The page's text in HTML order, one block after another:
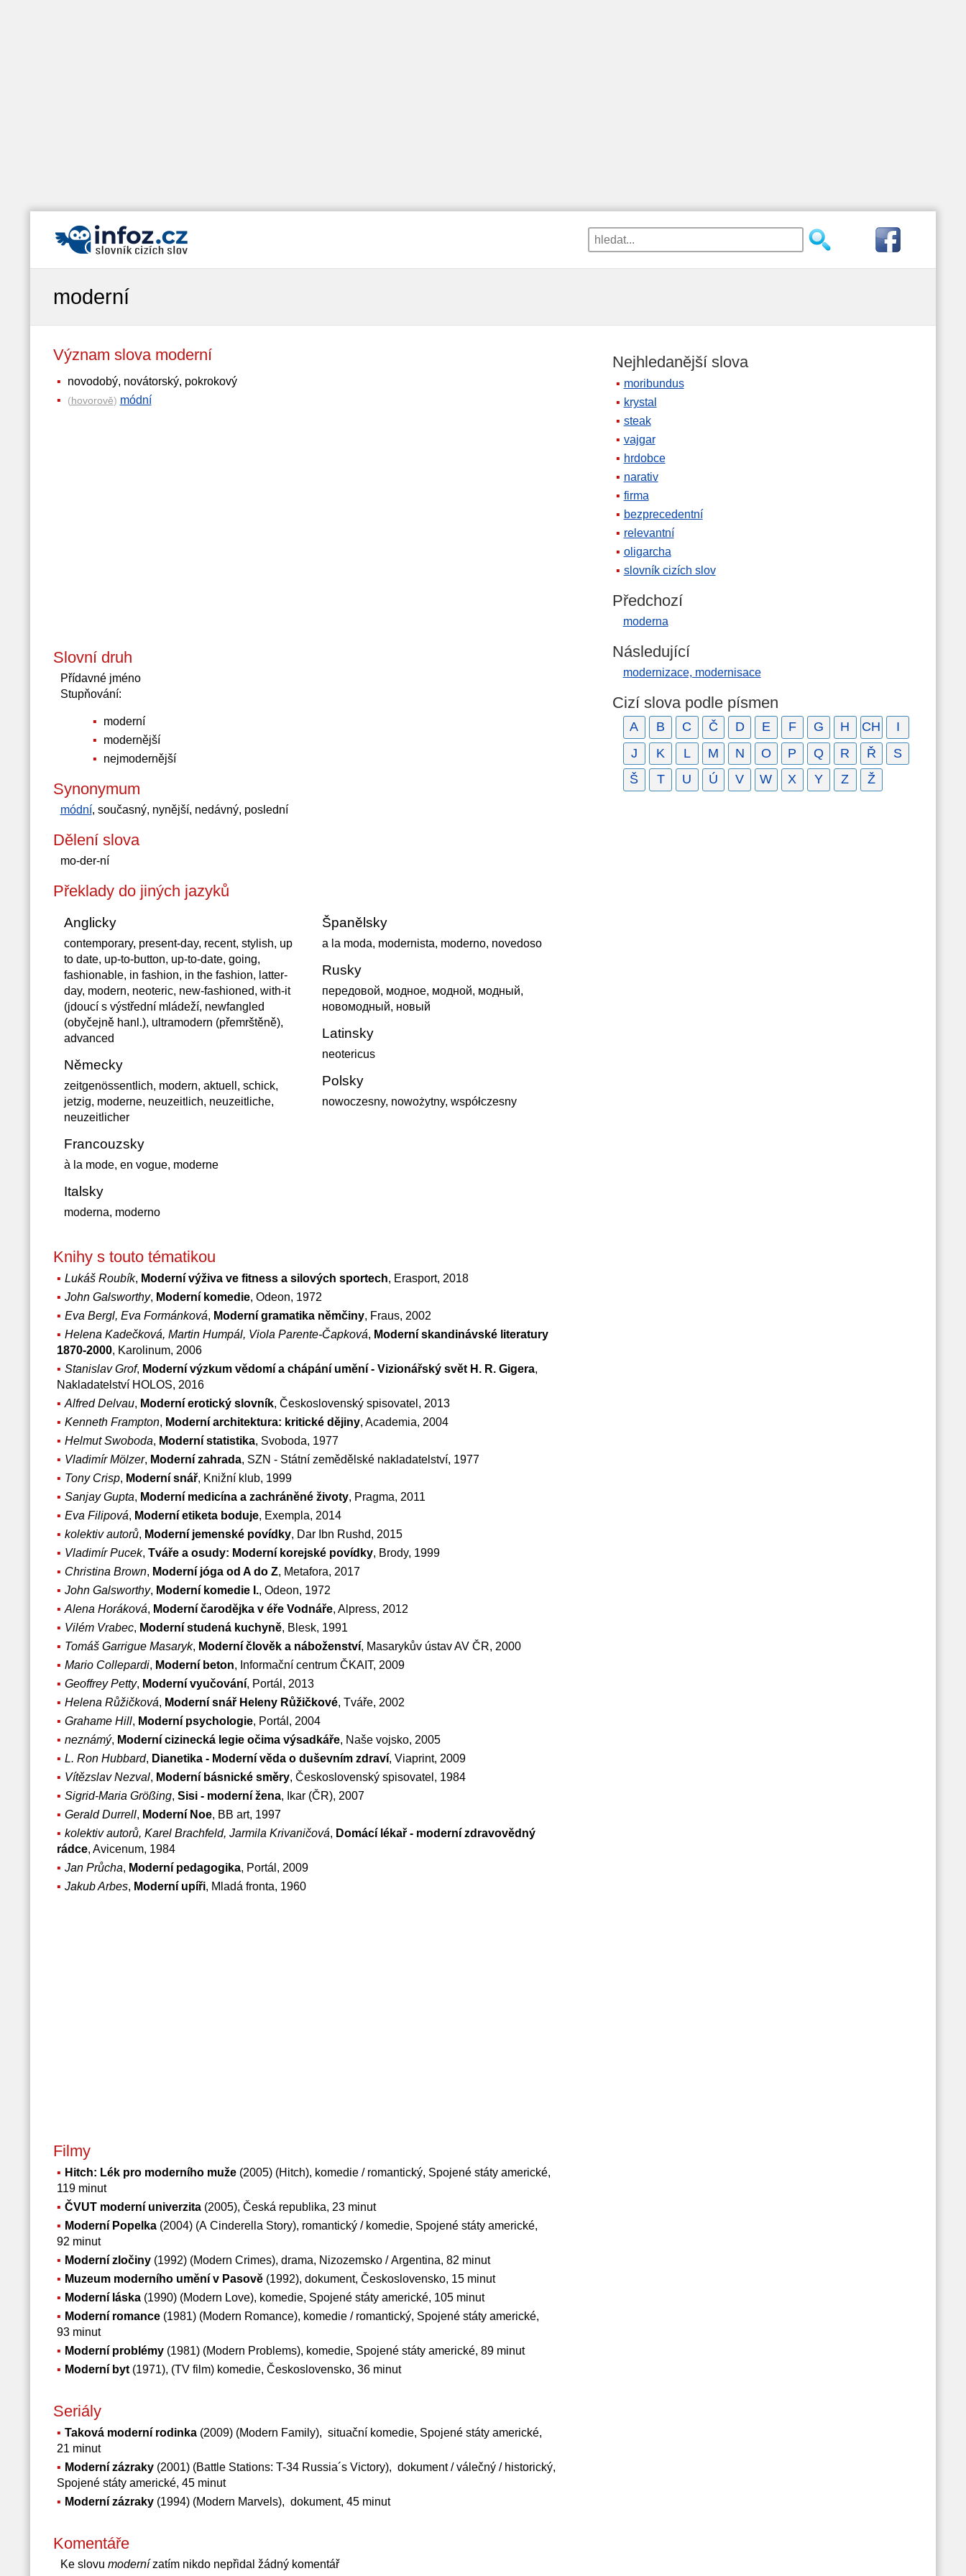
moderní
Význam slova moderní
novodobý, novátorský, pokrokový
(hovorově) módní
Slovní druh
Přídavné jméno
Stupňování:
moderní
modernější
nejmodernější
Synonymum
módní, současný, nynější, nedávný, poslední
Dělení slova
mo-der-ní
Překlady do jiných jazyků
Anglicky
contemporary, present-day, recent, stylish, up
to date, up-to-button, up-to-date, going,
fashionable, in fashion, in the fashion, latter-
day, modern, neoteric, new-fashioned, with-it
(jdoucí s výstřední mládeží, newfangled
(obyčejně hanl.), ultramodern (přemrštěně),
advanced
Německy
zeitgenössentlich, modern, aktuell, schick,
jetzig, moderne, neuzeitlich, neuzeitliche,
neuzeitlicher
Francouzsky
à la mode, en vogue, moderne
Italsky
moderna, moderno
Španělsky
a la moda, modernista, moderno, novedoso
Rusky
передовой, модное, модной, модный,
новомодный, новый
Latinsky
neotericus
Polsky
nowoczesny, nowożytny, współczesny
Knihy s touto tématikou
Lukáš Roubík, Moderní výživa ve fitness a silových sportech, Erasport, 2018
John Galsworthy, Moderní komedie, Odeon, 1972
Eva Bergl, Eva Formánková, Moderní gramatika němčiny, Fraus, 2002
Helena Kadečková, Martin Humpál, Viola Parente-Čapková, Moderní skandinávské literatury
1870-2000, Karolinum, 2006
Stanislav Grof, Moderní výzkum vědomí a chápání umění - Vizionářský svět H. R. Gigera,
Nakladatelství HOLOS, 2016
Alfred Delvau, Moderní erotický slovník, Československý spisovatel, 2013
Kenneth Frampton, Moderní architektura: kritické dějiny, Academia, 2004
Helmut Swoboda, Moderní statistika, Svoboda, 1977
Vladimír Mölzer, Moderní zahrada, SZN - Státní zemědělské nakladatelství, 1977
Tony Crisp, Moderní snář, Knižní klub, 1999
Sanjay Gupta, Moderní medicína a zachráněné životy, Pragma, 2011
Eva Filipová, Moderní etiketa boduje, Exempla, 2014
kolektiv autorů, Moderní jemenské povídky, Dar Ibn Rushd, 2015
Vladimír Pucek, Tváře a osudy: Moderní korejské povídky, Brody, 1999
Christina Brown, Moderní jóga od A do Z, Metafora, 2017
John Galsworthy, Moderní komedie I., Odeon, 1972
Alena Horáková, Moderní čarodějka v éře Vodnáře, Alpress, 2012
Vilém Vrabec, Moderní studená kuchyně, Blesk, 1991
Tomáš Garrigue Masaryk, Moderní člověk a náboženství, Masarykův ústav AV ČR, 2000
Mario Collepardi, Moderní beton, Informační centrum ČKAIT, 2009
Geoffrey Petty, Moderní vyučování, Portál, 2013
Helena Růžičková, Moderní snář Heleny Růžičkové, Tváře, 2002
Grahame Hill, Moderní psychologie, Portál, 2004
neznámý, Moderní cizinecká legie očima výsadkáře, Naše vojsko, 2005
L. Ron Hubbard, Dianetika - Moderní věda o duševním zdraví, Viaprint, 2009
Vítězslav Nezval, Moderní básnické směry, Československý spisovatel, 1984
Sigrid-Maria Größing, Sisi - moderní žena, Ikar (ČR), 2007
Gerald Durrell, Moderní Noe, BB art, 1997
kolektiv autorů, Karel Brachfeld, Jarmila Krivaničová, Domácí lékař - moderní zdravovědný
rádce, Avicenum, 1984
Jan Průcha, Moderní pedagogika, Portál, 2009
Jakub Arbes, Moderní upíři, Mladá fronta, 1960
Filmy
Hitch: Lék pro moderního muže(2005) (Hitch), komedie / romantický, Spojené státy americké,
119 minut
ČVUT moderní univerzita(2005), Česká republika, 23 minut
Moderní Popelka(2004) (A Cinderella Story), romantický / komedie, Spojené státy americké,
92 minut
Moderní zločiny(1992) (Modern Crimes), drama, Nizozemsko / Argentina, 82 minut
Muzeum moderního umění v Pasově(1992), dokument, Československo, 15 minut
Moderní láska(1990) (Modern Love), komedie, Spojené státy americké, 105 minut
Moderní romance(1981) (Modern Romance), komedie / romantický, Spojené státy americké,
93 minut
Moderní problémy(1981) (Modern Problems), komedie, Spojené státy americké, 89 minut
Moderní byt(1971), (TV film) komedie, Československo, 36 minut
Seriály
Taková moderní rodinka(2009) (Modern Family), situační komedie, Spojené státy americké,
21 minut
Moderní zázraky(2001) (Battle Stations: T-34 Russia´s Victory), dokument / válečný / historický,
Spojené státy americké, 45 minut
Moderní zázraky(1994) (Modern Marvels), dokument, 45 minut
Komentáře
Ke slovu modernízatím nikdo nepřidal žádný komentář
Nejhledanější slova
moribundus
krystal
steak
vajgar
hrdobce
narativ
firma
bezprecedentní
relevantní
oligarcha
slovník cizích slov
Předchozí
moderna
Následující
modernizace, modernisace
Cizí slova podle písmen
A B C Č D E F G H CH
I
J
K L M N O P Q R Ř
S
Š
T U Ú V W X Y Z Ž